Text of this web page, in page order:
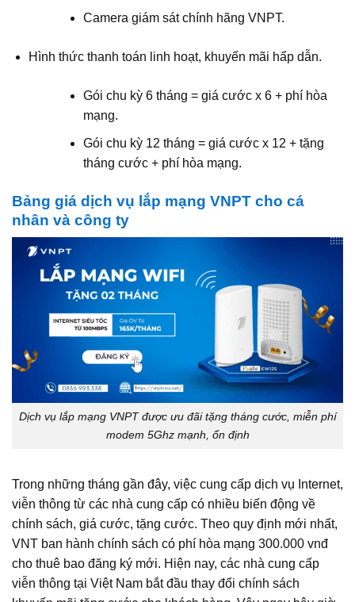
Camera giám sát chính hãng VNPT.
Hình thức thanh toán linh hoạt, khuyến mãi hấp dẫn.
Gói chu kỳ 6 tháng = giá cước x 6 + phí hòa
mạng.
Gói chu kỳ 12 tháng = giá cước x 12 + tặng
tháng cước + phí hòa mạng.
Bảng giá dịch vụ lắp mạng VNPT cho cá
nhân và công ty
Dịch vụ lắp mạng VNPT được ưu đãi tặng tháng cước, miễn phí
modem 5Ghz mạnh, ổn định
Trong những tháng gần đây, việc cung cấp dịch vụ Internet,
viễn thông từ các nhà cung cấp có nhiều biến động về
chính sách, giá cước, tặng cước. Theo quy định mới nhất,
VNT ban hành chính sách có phí hòa mạng 300.000 vnđ
cho thuê bao đăng ký mới. Hiện nay, các nhà cung cấp
viễn thông tại Việt Nam bắt đầu thay đổi chính sách